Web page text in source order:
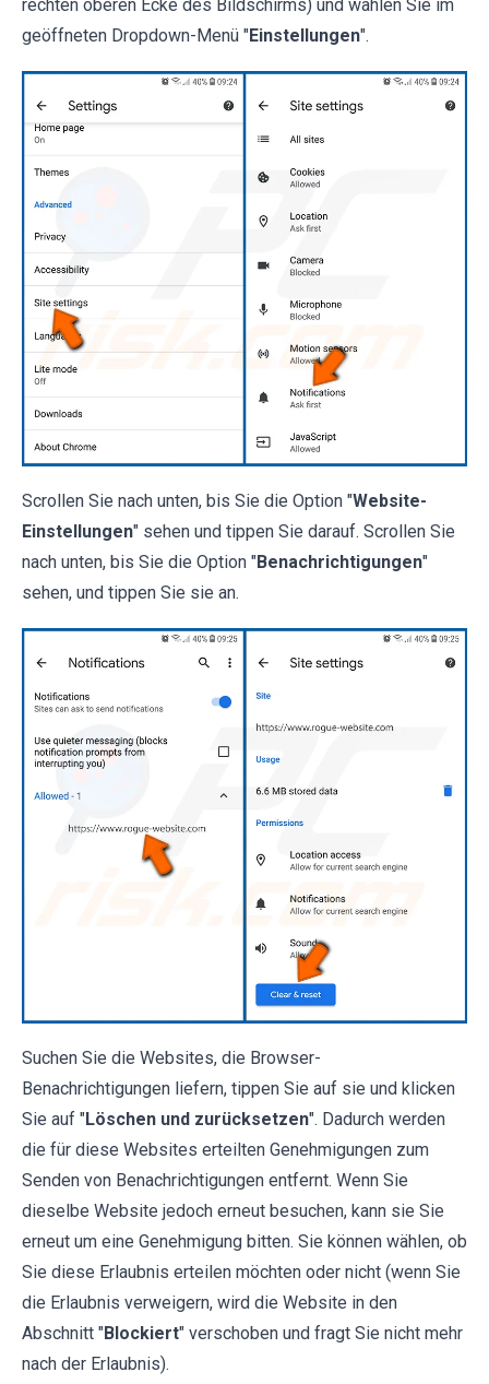
rechten oberen Ecke des Bildschirms) und wählen Sie im
geöffneten Dropdown-Menü "Einstellungen".
Scrollen Sie nach unten, bis Sie die Option "Website-
Einstellungen" sehen und tippen Sie darauf. Scrollen Sie
nach unten, bis Sie die Option "Benachrichtigungen"
sehen, und tippen Sie sie an.
Suchen Sie die Websites, die Browser-
Benachrichtigungen liefern, tippen Sie auf sie und klicken
Sie auf "Löschen und zurücksetzen". Dadurch werden
die für diese Websites erteilten Genehmigungen zum
Senden von Benachrichtigungen entfernt. Wenn Sie
dieselbe Website jedoch erneut besuchen, kann sie Sie
erneut um eine Genehmigung bitten. Sie können wählen, ob
Sie diese Erlaubnis erteilen möchten oder nicht (wenn Sie
die Erlaubnis verweigern, wird die Website in den
Abschnitt "Blockiert" verschoben und fragt Sie nicht mehr
nach der Erlaubnis).